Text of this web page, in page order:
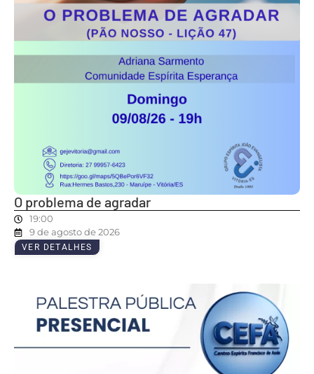
O problema de agradar
19:00
9 de agosto de 2026
VER DETALHES